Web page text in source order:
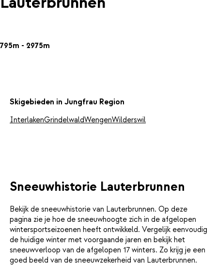
795m - 2975m
Skigebieden in Jungfrau Region
InterlakenGrindelwaldWengenWilderswil
Sneeuwhistorie Lauterbrunnen
Bekijk de sneeuwhistorie van Lauterbrunnen. Op deze
pagina zie je hoe de sneeuwhoogte zich in de afgelopen
wintersportseizoenen heeft ontwikkeld. Vergelijk eenvoudig
de huidige winter met voorgaande jaren en bekijk het
sneeuwverloop van de afgelopen 17 winters. Zo krijg je een
goed beeld van de sneeuwzekerheid van Lauterbrunnen.